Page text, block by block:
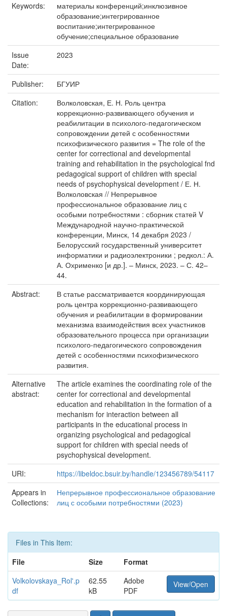
Keywords:
материалы конференций;инклюзивное
образование;интегрированное
воспитание;интегрированное
обучение;специальное образование
Issue
Date:
2023
Publisher:
БГУИР
Citation:
Волколовская, Е. Н. Роль центра
коррекционно-развивающего обучения и
реабилитации в психолого-педагогическом
сопровождении детей с особенностями
психофизического развития = The role of the
center for correctional and developmental
training and rehabilitation in the psychological fnd
pedagogical support of children with special
needs of psychophysical development / Е. Н.
Волколовская // Непрерывное
профессиональное образование лиц с
особыми потребностями : сборник статей V
Международной научно-практической
конференции, Минск, 14 декабря 2023 /
Белорусский государственный университет
информатики и радиоэлектроники ; редкол.: А.
А. Охрименко [и др.]. – Минск, 2023. – С. 42–
44.
Abstract:
В статье рассматривается координирующая
роль центра коррекционно-развивающего
обучения и реабилитации в формировании
механизма взаимодействия всех участников
образовательного процесса при организации
психолого-педагогического сопровождения
детей с особенностями психофизического
развития.
Alternative
abstract:
The article examines the coordinating role of the
center for correctional and developmental
education and rehabilitation in the formation of a
mechanism for interaction between all
participants in the educational process in
organizing psychological and pedagogical
support for children with special needs of
psychophysical development.
URI:
https://libeldoc.bsuir.by/handle/123456789/54117
Appears in
Collections:
Непрерывное профессиональное образование
лиц с особыми потребностями (2023)
Files in This Item:
File
Size
Format
Volkolovskaya_Rol'.p
df
62.55
kB
Adobe
PDF
View/Open